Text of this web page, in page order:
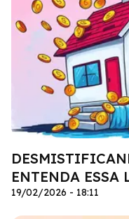
ENTENDA ESSA
19/02/2026 - 18:11